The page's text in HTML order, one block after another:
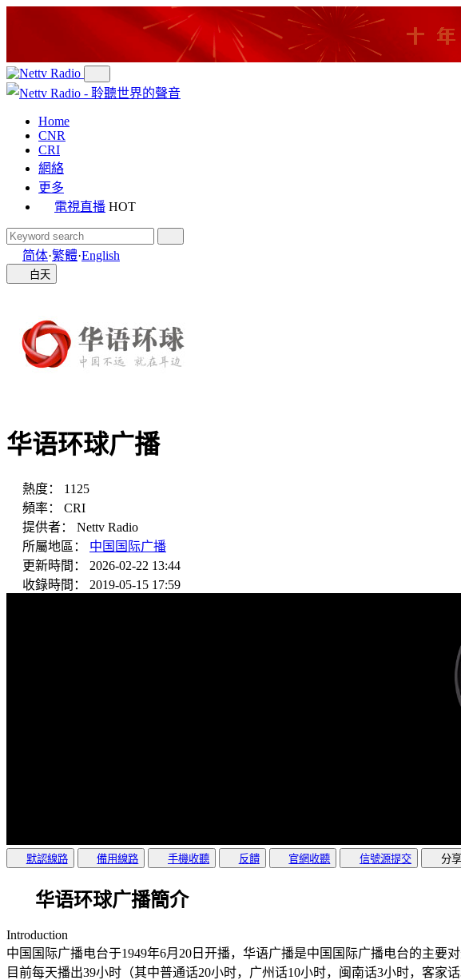
Home
CNR
CRI
網絡
更多
電視直播 HOT
简体·繁體·English
白天
华语环球广播
熱度：
1125
頻率：
CRI
提供者：
Nettv Radio
所屬地區：
中国国际广播
更新時間：
2026-02-22 13:44
收錄時間：
2019-05-15 17:59
默認線路 備用線路 手機收聽 反饋 官網收聽 信號源提交 分享
华语环球广播簡介
Introduction
中国国际广播电台于1949年6月20日开播，华语广播是中国国际广播电台的主要
目前每天播出39小时（其中普通话20小时，广州话10小时，闽南话3小时，客家